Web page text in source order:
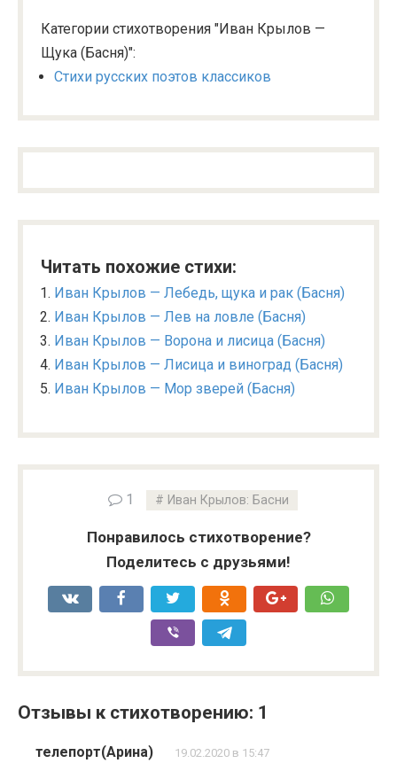
Категории стихотворения "Иван Крылов —
Щука (Басня)":
Стихи русских поэтов классиков
Читать похожие стихи:
Иван Крылов — Лебедь, щука и рак (Басня)
Иван Крылов — Лев на ловле (Басня)
Иван Крылов — Ворона и лисица (Басня)
Иван Крылов — Лисица и виноград (Басня)
Иван Крылов — Мор зверей (Басня)
1 Иван Крылов: Басни
Понравилось стихотворение?
Поделитесь с друзьями!
Отзывы к стихотворению: 1
телепорт(Арина) 19.02.2020 в 15:47